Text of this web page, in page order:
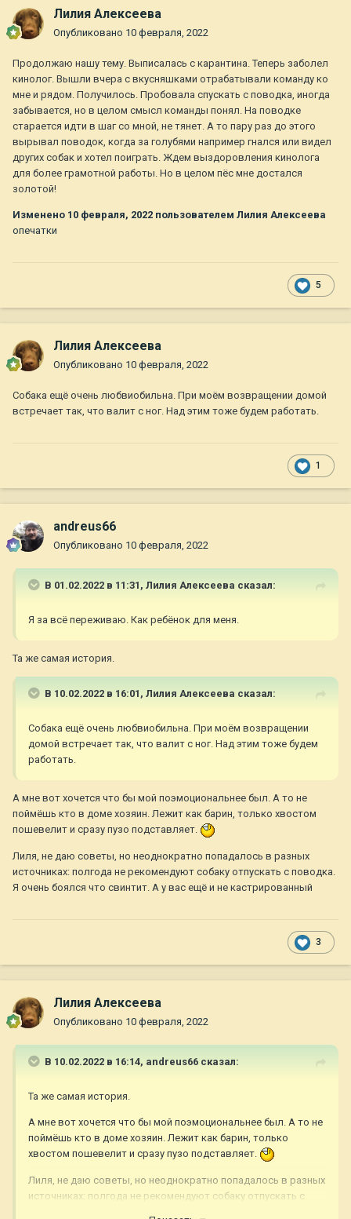
Лилия Алексеева
Опубликовано 10 февраля, 2022
Продолжаю нашу тему. Выписалась с карантина. Теперь заболел
кинолог. Вышли вчера с вкусняшками отрабатывали команду ко
мне и рядом. Получилось. Пробовала спускать с поводка, иногда
забывается, но в целом смысл команды понял. На поводке
старается идти в шаг со мной, не тянет. А то пару раз до этого
вырывал поводок, когда за голубями например гнался или видел
других собак и хотел поиграть. Ждем выздоровления кинолога
для более грамотной работы. Но в целом пёс мне достался
золотой!
Изменено 10 февраля, 2022 пользователем Лилия Алексеева
опечатки
5
Лилия Алексеева
Опубликовано 10 февраля, 2022
Собака ещё очень любвиобильна. При моём возвращении домой
встречает так, что валит с ног. Над этим тоже будем работать.
1
andreus66
Опубликовано 10 февраля, 2022
В 01.02.2022 в 11:31, Лилия Алексеева сказал:
Я за всё переживаю. Как ребёнок для меня.
Та же самая история.
В 10.02.2022 в 16:01, Лилия Алексеева сказал:
Собака ещё очень любвиобильна. При моём возвращении
домой встречает так, что валит с ног. Над этим тоже будем
работать.
А мне вот хочется что бы мой поэмоциональнее был. А то не
поймёшь кто в доме хозяин. Лежит как барин, только хвостом
пошевелит и сразу пузо подставляет.
Лиля, не даю советы, но неоднократно попадалось в разных
источниках: полгода не рекомендуют собаку отпускать с поводка.
Я очень боялся что свинтит. А у вас ещё и не кастрированный
3
Лилия Алексеева
Опубликовано 10 февраля, 2022
В 10.02.2022 в 16:14, andreus66 сказал:
Та же самая история.
А мне вот хочется что бы мой поэмоциональнее был. А то не
поймёшь кто в доме хозяин. Лежит как барин, только
хвостом пошевелит и сразу пузо подставляет.
Лиля, не даю советы, но неоднократно попадалось в разных
источниках: полгода не рекомендуют собаку отпускать с